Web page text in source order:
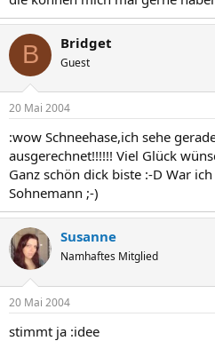
B Bridget
Guest
20 Mai 2004
:wow Schneehase,ich sehe
ausgerechnet!!!!!! Viel Glück
Ganz schön dick biste :-D War
Sohnemann ;-)
Susanne
Namhaftes Mitglied
20 Mai 2004
stimmt ja :idee